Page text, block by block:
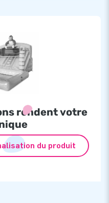
rendent votre
du produit